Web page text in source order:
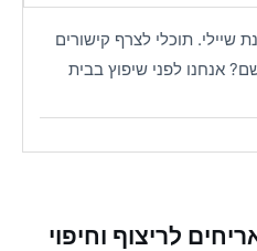
שיילי. תוכלי לצרף קישורים
אנחנו לפני שיפוץ בבית
לריצוף וחיפוי